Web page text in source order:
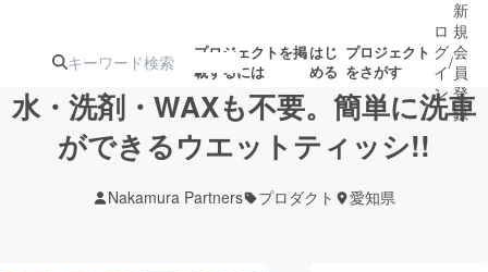
プロジェクトを掲
載するには
はじ
める
プロジェクト
をさがす
ターン
ジェクト
募集終了が近いプ
ロジェクト
されます
ロ
グ
イ
ン
/
新
規
会
員
登
録
水・洗剤・WAXも不要。簡単に洗車
ができるウエットティッシ!!
Nakamura Partners プロダクト 愛知県